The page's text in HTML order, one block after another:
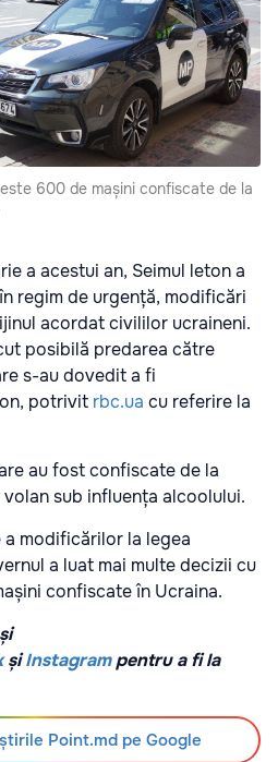
600 de mașini confiscate de la
a acestui an, Seimul leton a
regim de urgență, modificări
acordat civililor ucraineni.
posibilă predarea către
s-au dovedit a fi
potrivit rbc.ua cu referire la
au fost confiscate de la
sub influența alcoolului.
modificărilor la legea
a luat mai multe decizii cu
confiscate în Ucraina.
șiInstagrampentru a fi la
Point.md pe Google